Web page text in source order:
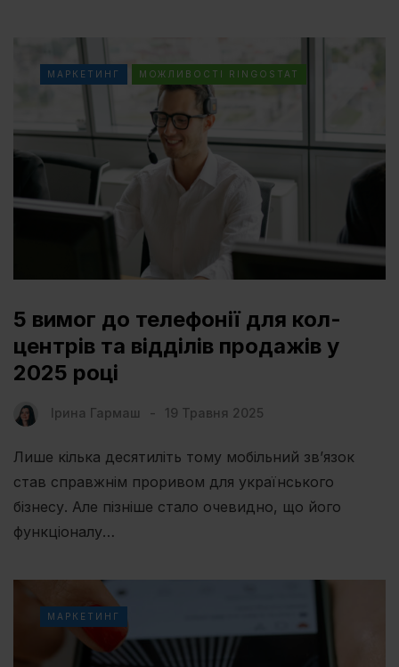
МАРКЕТИНГ МОЖЛИВОСТІ RINGOSTAT
5 вимог до телефонії для кол-
центрів та відділів продажів у
2025 році
Ірина Гармаш 19 Травня 2025
Лише кілька десятиліть тому мобільний звʼязок
став справжнім проривом для українського
бізнесу. Але пізніше стало очевидно, що його
функціоналу…
МАРКЕТИНГ